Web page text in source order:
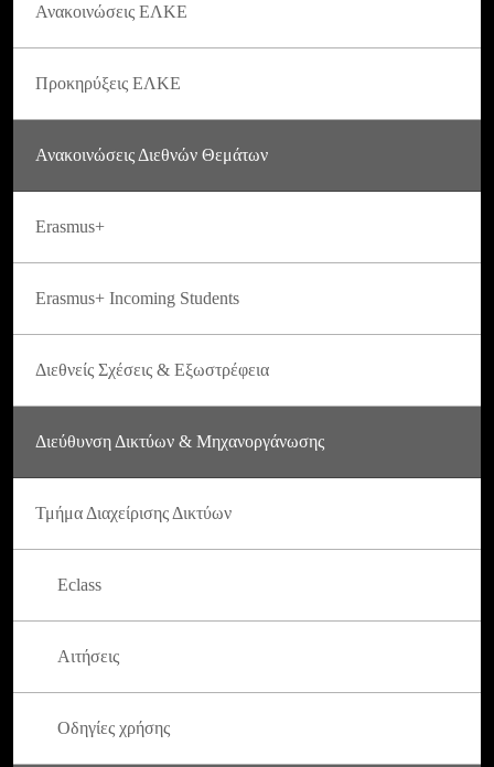
Ανακοινώσεις ΕΛΚΕ
Προκηρύξεις ΕΛΚΕ
Ανακοινώσεις Διεθνών Θεμάτων
Erasmus+
Erasmus+ Incoming Students
Διεθνείς Σχέσεις & Εξωστρέφεια
Διεύθυνση Δικτύων & Μηχανοργάνωσης
Τμήμα Διαχείρισης Δικτύων
Eclass
Αιτήσεις
Οδηγίες χρήσης